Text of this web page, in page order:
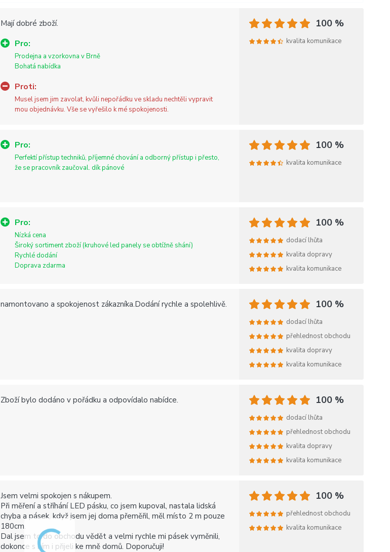
Mají dobré zboží.
Pro:
Prodejna a vzorkovna v Brně
Bohatá nabídka
Proti:
Musel jsem jim zavolat, kvůli nepořádku ve skladu nechtěli vypravit
mou objednávku. Vše se vyřešilo k mé spokojenosti.
100 %
kvalita komunikace
Pro:
Perfektí přístup techniků, příjemné chování a odborný přístup i přesto,
že se pracovník zaučoval. dík pánové
100 %
kvalita komunikace
Pro:
Nízká cena
Široký sortiment zboží (kruhové led panely se obtížně shání)
Rychlé dodání
Doprava zdarma
100 %
dodací lhůta
kvalita dopravy
kvalita komunikace
namontovano a spokojenost zákazníka.Dodání rychle a spolehlivě. 100 %
dodací lhůta
přehlednost obchodu
kvalita dopravy
kvalita komunikace
Zboží bylo dodáno v pořádku a odpovídalo nabídce. 100 %
dodací lhůta
přehlednost obchodu
kvalita dopravy
kvalita komunikace
Jsem velmi spokojen s nákupem.
Při měření a stříhání LED pásku, co jsem kupoval, nastala lidská
chyba a pásek, když jsem jej doma přeměřil, měl místo 2 m pouze
180cm.
Dal jsem to do obchodu vědět a velmi rychle mi pásek vyměnili,
dokonce s ním i přijeli ke mně domů. Doporučuji!
100 %
přehlednost obchodu
kvalita komunikace